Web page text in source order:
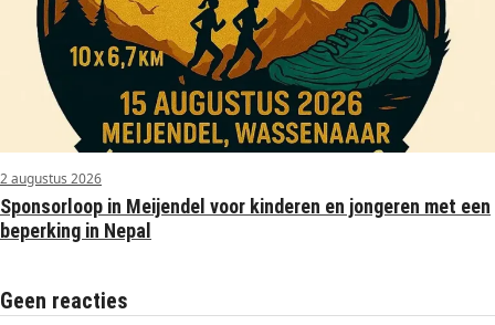
2 augustus 2026
Sponsorloop in Meijendel voor kinderen en jongeren met een
beperking in Nepal
Geen reacties